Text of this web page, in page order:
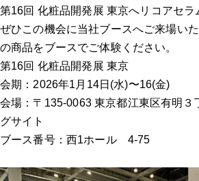
第16回 化粧品開発展 東京へリコアセラ
ぜひこの機会に当社ブースへご来場い
の商品をブースでご体験ください。
第16回 化粧品開発展 東京
会期：2026年1月14日(水)〜16(金)
会場：〒135-0063 東京都江東区有明３
グサイト
ブース番号：西1ホール 4-75